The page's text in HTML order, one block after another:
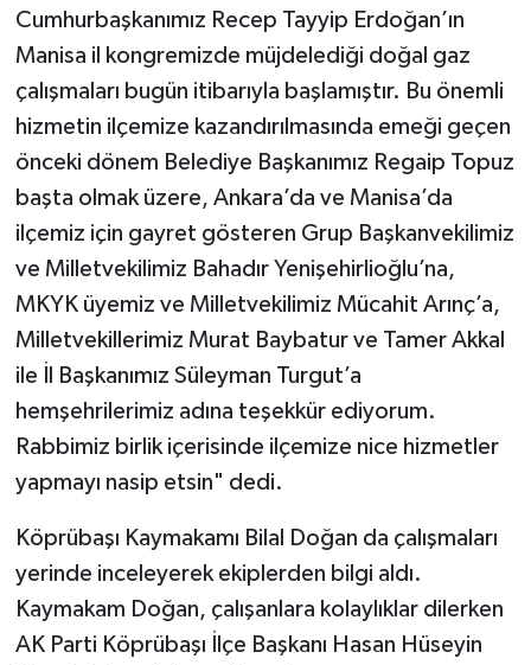
Cumhurbaşkanımız Recep Tayyip Erdoğan’ın
Manisa il kongremizde müjdelediği doğal gaz
çalışmaları bugün itibarıyla başlamıştır. Bu önemli
hizmetin ilçemize kazandırılmasında emeği geçen
önceki dönem Belediye Başkanımız Regaip Topuz
başta olmak üzere, Ankara’da ve Manisa’da
ilçemiz için gayret gösteren Grup Başkanvekilimiz
ve Milletvekilimiz Bahadır Yenişehirlioğlu’na,
MKYK üyemiz ve Milletvekilimiz Mücahit Arınç’a,
Milletvekillerimiz Murat Baybatur ve Tamer Akkal
ile İl Başkanımız Süleyman Turgut’a
hemşehrilerimiz adına teşekkür ediyorum.
Rabbimiz birlik içerisinde ilçemize nice hizmetler
yapmayı nasip etsin" dedi.
Köprübaşı Kaymakamı Bilal Doğan da çalışmaları
yerinde inceleyerek ekiplerden bilgi aldı.
Kaymakam Doğan, çalışanlara kolaylıklar dilerken
AK Parti Köprübaşı İlçe Başkanı Hasan Hüseyin